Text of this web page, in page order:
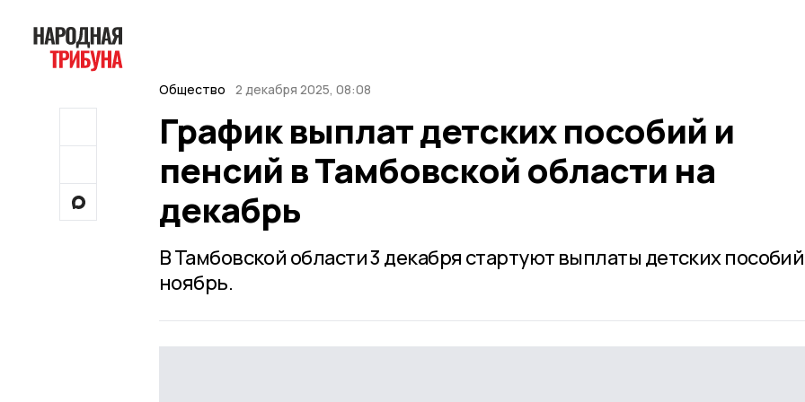
Общество 2 декабря 2025, 08:08
График выплат детских пособий и
пенсий в Тамбовской области на
декабрь
В Тамбовской области 3 декабря стартуют выплаты детских
ноябрь.